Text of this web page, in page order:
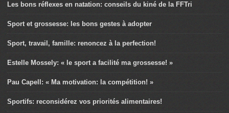
Les bons réflexes en natation: conseils du kiné de la FFTri
Sport et grossesse: les bons gestes à adopter
Sport, travail, famille: renoncez à la perfection!
Estelle Mossely: « le sport a facilité ma grossesse! »
Pau Capell: « Ma motivation: la compétition! »
Sportifs: reconsidérez vos priorités alimentaires!